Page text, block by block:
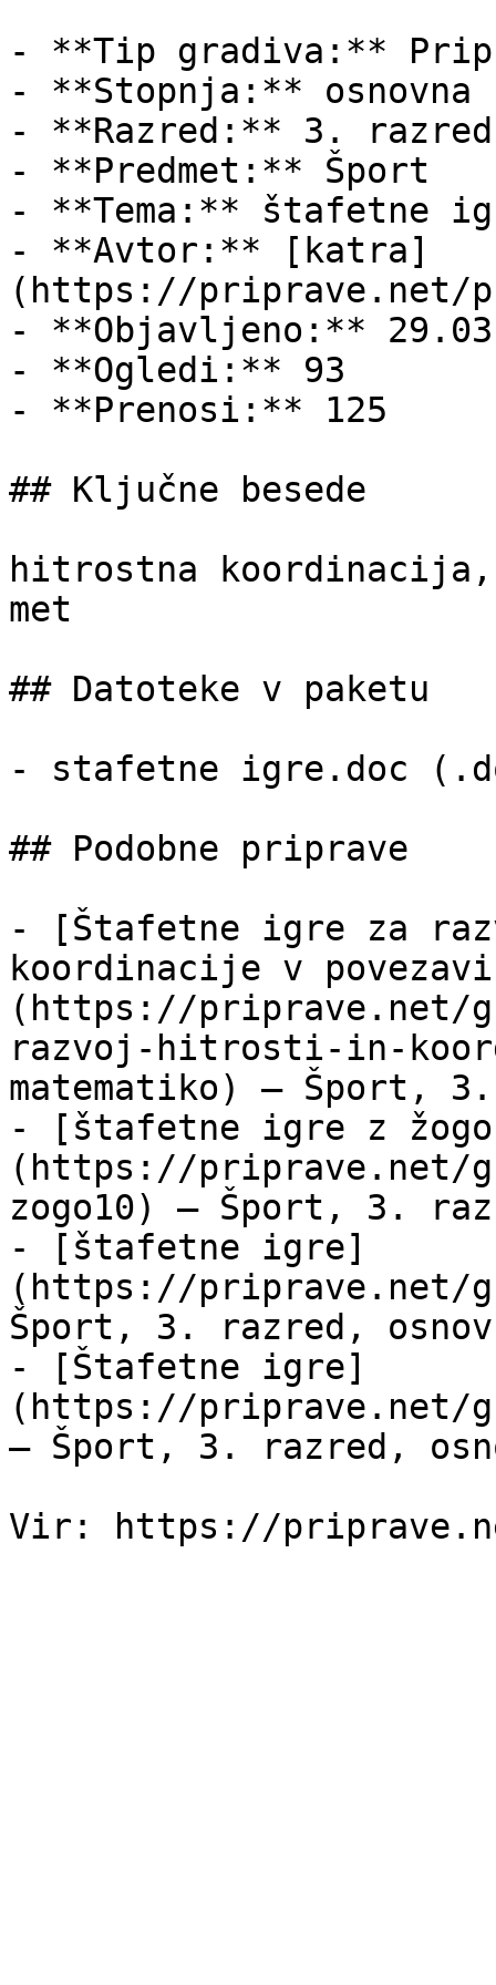
- **Tip gradiva:**
- **Stopnja:** osnovna
- **Razred:** 3. razred
- **Predmet:** Šport
- **Tema:** štafetne
- **Avtor:** [katra]
(https://priprave.net/
- **Objavljeno:**
- **Ogledi:** 93
- **Prenosi:** 125
## Ključne besede
hitrostna
met
## Datoteke v paketu
- stafetne igre.doc
## Podobne priprave
- [Štafetne igre za
koordinacije v
(https://priprave.net/
razvoj-hitrosti-in-
matematiko) — Šport,
- [štafetne igre z
(https://priprave.net/
zogo10) — Šport, 3.
- [štafetne igre]
(https://priprave.net/
Šport, 3. razred,
- [Štafetne igre]
(https://priprave.net/
— Šport, 3. razred,